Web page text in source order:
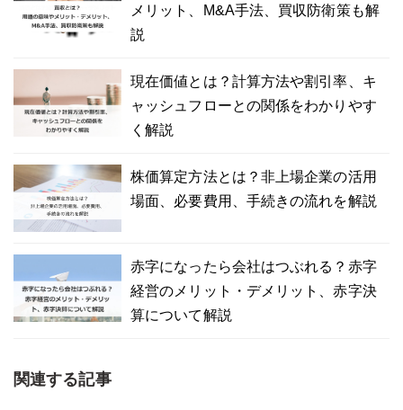
メリット、M&A手法、買収防衛策も解
説
現在価値とは？計算方法や割引率、キ
ャッシュフローとの関係をわかりやす
く解説
株価算定方法とは？非上場企業の活用
場面、必要費用、手続きの流れを解説
赤字になったら会社はつぶれる？赤字
経営のメリット・デメリット、赤字決
算について解説
関連する記事